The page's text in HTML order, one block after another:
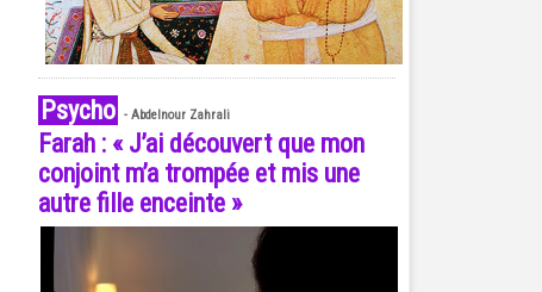
Psycho - Abdelnour Zahrali
Farah : « J’ai découvert que mon
conjoint m’a trompée et mis une
autre fille enceinte »